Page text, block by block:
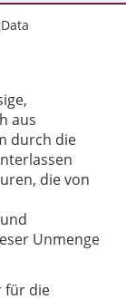
aus
durch die
die von
Unmenge
für die